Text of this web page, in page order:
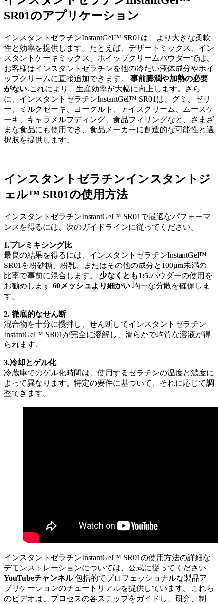
SR01のアプリケーション
インスタントゼラチンInstantGel™ SR01は、より大きな柔軟
性と効率を提供します。たとえば、デザートミックス、イン
スタントケーキミックス、ホイップクリームパウダーでは、
お客様はインスタントゼラチンを他の冷たい液体成分やホイ
ップクリームに直接追加できます。 事前膨潤や加熱の必要
がない.これにより、生産効率が大幅に向上します。さら
に、インスタントゼラチンInstantGel™ SR01は、グミ、ゼリ
ー、ミルクセーキ、ヨーグルト、アイスクリーム、ムースケ
ーキ、キャラメルプディング、食品フィリングなど、さまざ
まな食品にも使用でき、食品メーカーに創造的な可能性と選
択肢を提供します。
インスタントゼラチンインスタントジ
ェル™ SR01の使用方法
インスタントゼラチンInstantGel™ SR01で最適なパフォーマ
ンスを得るには、次のガイドラインに従ってください。
1.プレミキシング比
最良の結果を得るには、インスタントゼラチンInstantGel™
SR01を粉砂糖、粉乳、またはその他の成分と100μm未満の
比率で事前に混合します。 少なくとも1:5.パウダーの使用を
お勧めします 60メッシュより細かい 均一な分散を確保しま
す。
2. 徹底的なせん断
混合物を十分に攪拌し、せん断してインスタントゼラチン
InstantGel™ SR01が完全に溶解し、滑らかで均質な溶液が得
られます。
3.冷却とゲル化
冷蔵庫でのゲル化時間は、使用するゼラチンの温度と濃度に
よって異なります。特定の要件に基づいて、それに応じて調
整できます。
インスタントゼラチンInstantGel™ SR01の使用方法の詳細な
デモンストレーションについては、公式に従ってください
YouTubeチャンネル包括的でプロフェッショナルな製品ア
プリケーションのチュートリアルを提供しています。これら
のビデオは、プロセスの各ステップをガイドし、研究、制